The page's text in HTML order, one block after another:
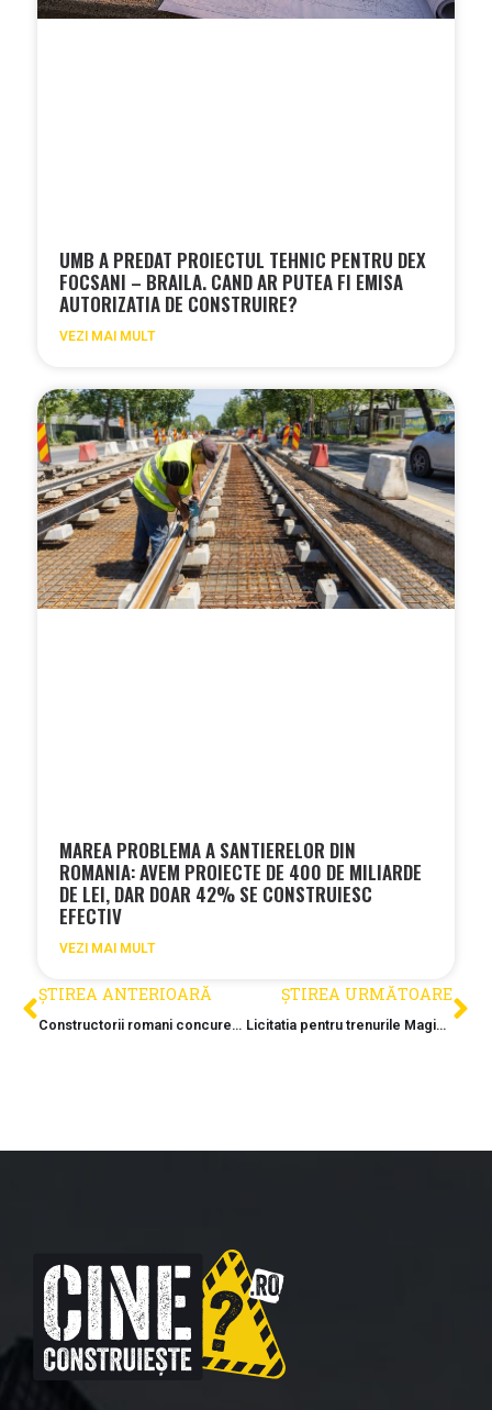
UMB A PREDAT PROIECTUL TEHNIC PENTRU DEX
FOCSANI – BRAILA. CAND AR PUTEA FI EMISA
AUTORIZATIA DE CONSTRUIRE?
VEZI MAI MULT
MAREA PROBLEMA A SANTIERELOR DIN
ROMANIA: AVEM PROIECTE DE 400 DE MILIARDE
DE LEI, DAR DOAR 42% SE CONSTRUIESC
EFECTIV
VEZI MAI MULT
ȘTIREA ANTERIOARĂ
Constructorii romani concureaza pentru pasajul rutier planificat la Eforie
ȘTIREA URMĂTOARE
Licitatia pentru trenurile Magistralei 6, amanata